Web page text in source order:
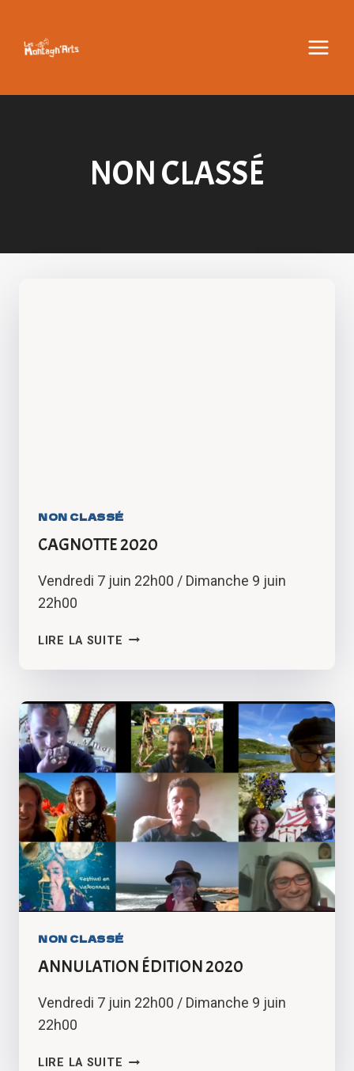
contenu
NON CLASSÉ
NON CLASSÉ
CAGNOTTE 2020
Vendredi 7 juin 22h00 / Dimanche 9 juin
22h00
LIRE LA SUITE CAGNOTTE
NON CLASSÉ
ANNULATION ÉDITION 2020
Vendredi 7 juin 22h00 / Dimanche 9 juin
22h00
LIRE LA SUITE ANNULATION